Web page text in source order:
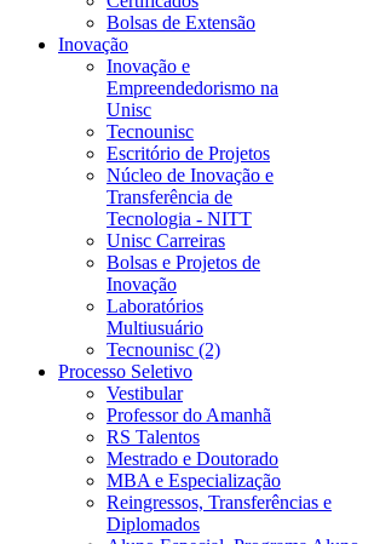
Bolsas de Extensão
Inovação
Inovação e
Empreendedorismo na
Unisc
Tecnounisc
Escritório de Projetos
Núcleo de Inovação e
Transferência de
Tecnologia - NITT
Unisc Carreiras
Bolsas e Projetos de
Inovação
Laboratórios
Multiusuário
Tecnounisc (2)
Processo Seletivo
Vestibular
Professor do Amanhã
RS Talentos
Mestrado e Doutorado
MBA e Especialização
Reingressos, Transferências e
Diplomados